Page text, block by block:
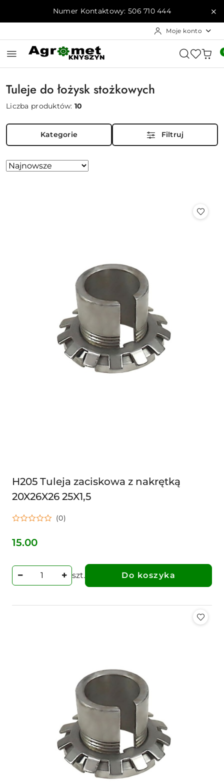
Przejdź do treści głównej
Przejdź do wyszukiwarki
Przejdź do moje konto
Przejdź do menu głównego
Przejdź do stopkiNumer Kontaktowy: 506 710 444
Moje konto
Tuleje do łożysk stożkowych
Liczba produktów:10
Kategorie Filtruj
Zastosowano
Sortuj
H205 Tuleja zaciskowa z nakrętką
20X26X26 25X1,5
(0)
Cena:
15.00
szt. Do koszyka